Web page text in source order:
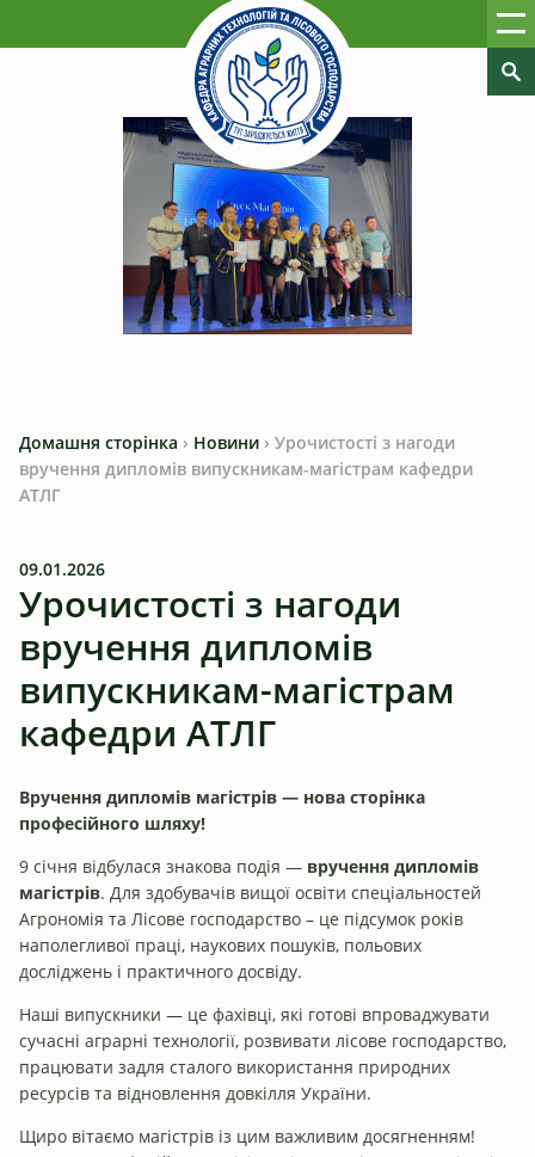
Домашня сторінка › Новини › Урочистості з нагоди
вручення дипломів випускникам-магістрам кафедри
АТЛГ
09.01.2026
Урочистості з нагоди
вручення дипломів
випускникам-магістрам
кафедри АТЛГ
Вручення дипломів магістрів — нова сторінка
професійного шляху!
9 січня відбулася знакова подія — вручення дипломів
магістрів. Для здобувачів вищої освіти спеціальностей
Агрономія та Лісове господарство – це підсумок років
наполегливої праці, наукових пошуків, польових
досліджень і практичного досвіду.
Наші випускники — це фахівці, які готові впроваджувати
сучасні аграрні технології, розвивати лісове господарство,
працювати задля сталого використання природних
ресурсів та відновлення довкілля України.
Щиро вітаємо магістрів із цим важливим досягненням!